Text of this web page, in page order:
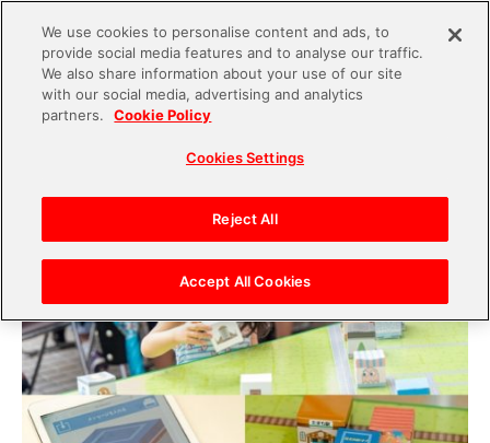
2019.08.30
のブースに、田町新聞が潜入取材！
We use cookies to personalise content and ads, to
provide social media features and to analyse our traffic.
We also share information about your use of our site
with our social media, advertising and analytics
partners.
Cookie Policy
Cookies Settings
Reject All
Accept All Cookies